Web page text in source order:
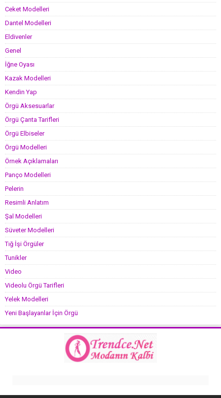
Ceket Modelleri
Dantel Modelleri
Eldivenler
Genel
İğne Oyası
Kazak Modelleri
Kendin Yap
Örgü Aksesuarlar
Örgü Çanta Tarifleri
Örgü Elbiseler
Örgü Modelleri
Örnek Açıklamaları
Panço Modelleri
Pelerin
Resimli Anlatım
Şal Modelleri
Süveter Modelleri
Tığ İşi Örgüler
Tunikler
Video
Videolu Örgü Tarifleri
Yelek Modelleri
Yeni Başlayanlar İçin Örgü